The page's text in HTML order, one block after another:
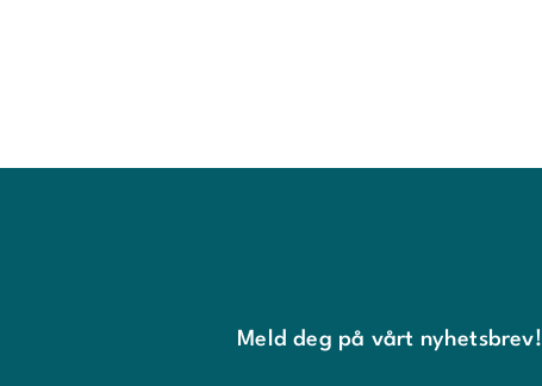
Meld deg på vårt nyhetsbrev!